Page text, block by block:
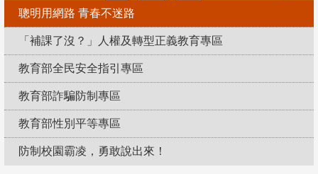
聰明用網路 青春不迷路
「補課了沒？」人權及轉型正義教育專區
教育部全民安全指引專區
教育部詐騙防制專區
教育部性別平等專區
防制校園霸凌，勇敢說出來！